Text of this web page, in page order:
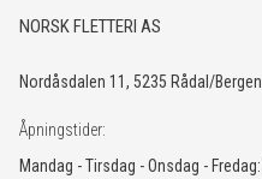
NORSK FLETTERI AS
Nordåsdalen 11, 5235 Rådal/Bergen
Åpningstider:
Mandag - Tirsdag - Onsdag - Fredag: